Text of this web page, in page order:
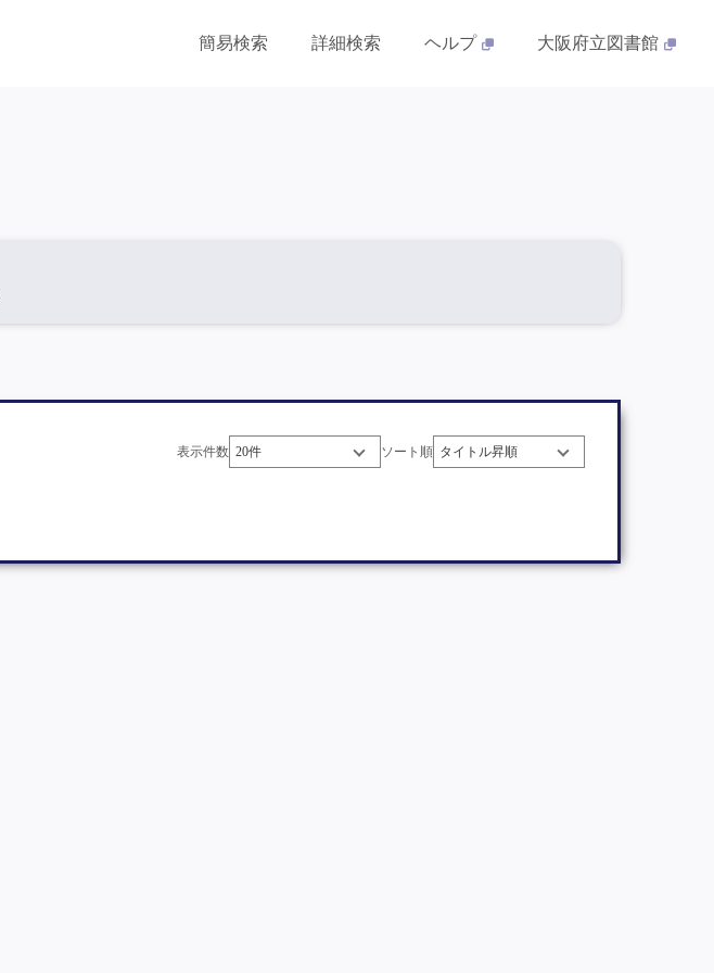
簡易検索 詳細検索 ヘルプ 大阪府立図書館
表示件数 ソート順